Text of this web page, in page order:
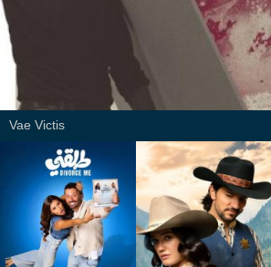
Vae Victis